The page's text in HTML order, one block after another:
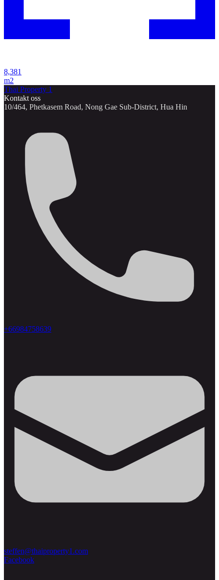
8,381
m2
Thai Property 1
Kontakt oss
10/464, Phetkasem Road, Nong Gae Sub-District, Hua Hin
+66984758639
steffen@thaiproperty1.com
Facebook